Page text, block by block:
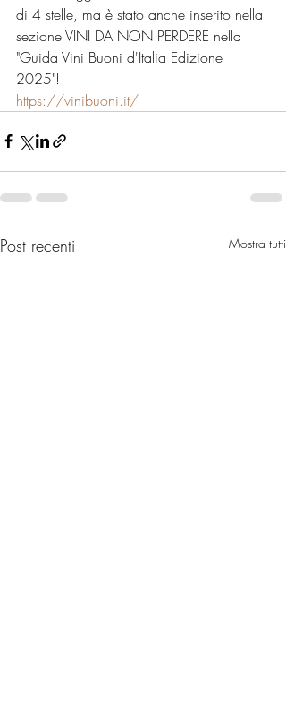
di 4 stelle, ma è stato anche inserito nella
sezione VINI DA NON PERDERE nella
"Guida Vini Buoni d'Italia Edizione
2025"!
https://vinibuoni.it/
Post recenti Mostra tutti